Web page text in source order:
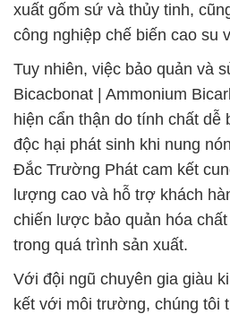
xuất gốm sứ và thủy tinh,
công nghiệp chế biến cao su
Tuy nhiên, việc bảo quản và
Bicacbonat | Ammonium
hiện cẩn thận do tính chất
độc hại phát sinh khi nung
Đắc Trường Phát cam kết
lượng cao và hỗ trợ khách
chiến lược bảo quản hóa
trong quá trình sản xuất.
Với đội ngũ chuyên gia giàu
kết với môi trường, chúng tôi